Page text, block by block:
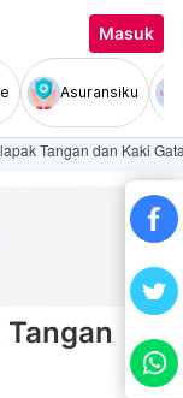
Masuk
Asuransiku
Tangan dan Kaki